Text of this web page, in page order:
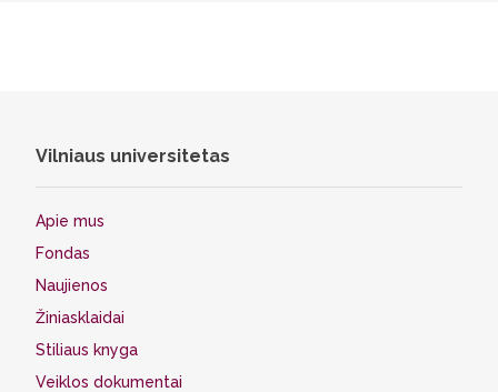
Vilniaus universitetas
Apie mus
Fondas
Naujienos
Žiniasklaidai
Stiliaus knyga
Veiklos dokumentai